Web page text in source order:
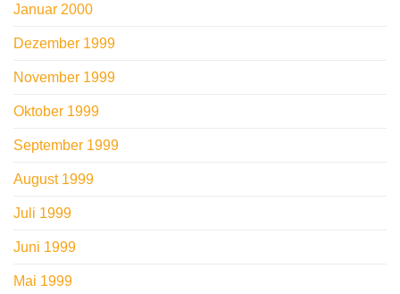
Januar 2000
Dezember 1999
November 1999
Oktober 1999
September 1999
August 1999
Juli 1999
Juni 1999
Mai 1999